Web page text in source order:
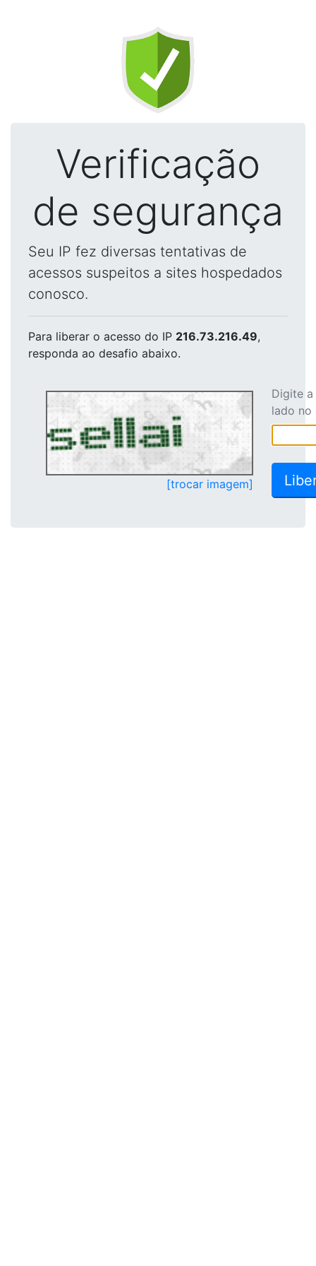
Verificação
de segurança
Seu IP fez diversas tentativas de
acessos suspeitos a sites hospedados
conosco.
Para liberar o acesso do IP 216.73.216.49,
responda ao desafio abaixo.
[trocar imagem]
Digite
lado no